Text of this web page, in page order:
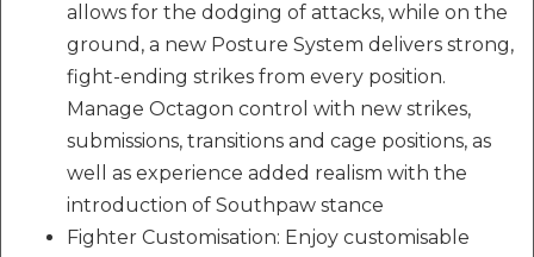
allows for the dodging of attacks, while on the
ground, a new Posture System delivers strong,
fight-ending strikes from every position.
Manage Octagon control with new strikes,
submissions, transitions and cage positions, as
well as experience added realism with the
introduction of Southpaw stance
Fighter Customisation: Enjoy customisable